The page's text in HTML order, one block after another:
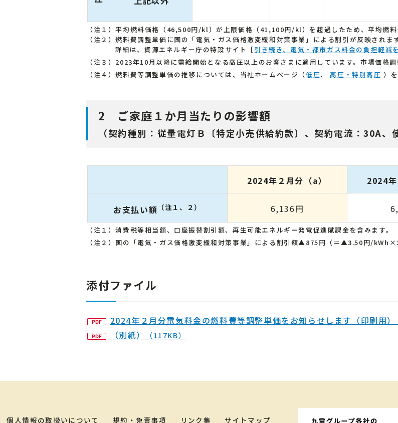
（注１）平均燃料価格（46,500円/kl）が上限価格（41,100円/kl）を超過したため、平均燃
（注２）燃料費調整単価に国の「電気・ガス価格激変緩和対策事業」による割引が反映されます
詳細は、資源エネルギー庁の特設サイト［引き続き、電気・都市ガス料金の負担軽減
（注３）2023年10月以降に需給開始となる高圧以上のお客さまに適用しています。市場価格調
（注４）燃料費等調整単価の推移については、当社ホームページ（低圧、高圧・特別高圧 ）
2 ご家庭１か月当たりの影響額
（契約種別：従量電灯Ｂ〔特定小売供給約款〕、契約電流：30A、
2024年２月分（a） 2024年
お支払い額 （注１、２） 6,136円
（注１）消費税等相当額、口座振替割引額、再生可能エネルギー発電促進賦課金を含みます。
（注２）国の「電気・ガス価格激変緩和対策事業」による割引額▲875円（＝▲3.50円/
添付ファイル
2024年２月分電気料金の燃料費等調整単価をお知らせします（印刷用）
（別紙） （117KB）
個人情報の取扱いについて 規約・免責事項 リンク集 サイトマップ